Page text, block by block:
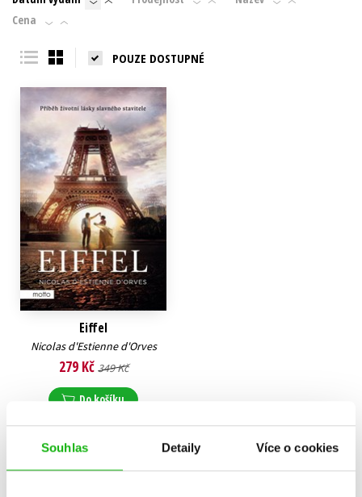
Souhlas Detaily Více o cookies
Young adult (SK)
Všechny tituly
Cena
POUZE DOSTUPNÉ
Eiffel
Nicolas d'Estienne d'Orves
279 Kč 349 Kč
Do košíku